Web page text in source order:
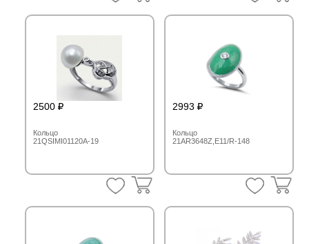
2993
Кольцо
21AR3648Z,E11/R-148
2500
Кольцо
21QSIMI01120A-19